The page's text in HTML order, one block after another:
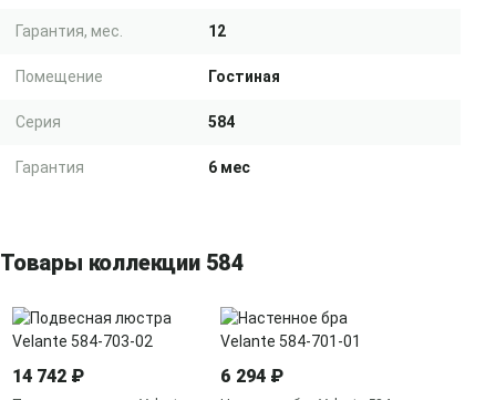
Гарантия, мес. 12
Помещение Гостиная
Серия 584
Гарантия 6 мес
Товары коллекции 584
14 742 ₽ 6 294 ₽